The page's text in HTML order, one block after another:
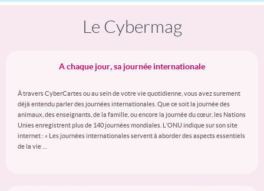
Le Cybermag
A chaque jour, sa journée internationale
À travers CyberCartes ou au sein de votre vie quotidienne, vous avez surement
déjà entendu parler des journées internationales. Que ce soit la journée des
animaux, des enseignants, de la famille, ou encore la journée du cœur, les Nations
Unies enregistrent plus de 140 journées mondiales. L’ONU indique sur son site
internet : « Les journées internationales servent à aborder des aspects essentiels
de la vie …